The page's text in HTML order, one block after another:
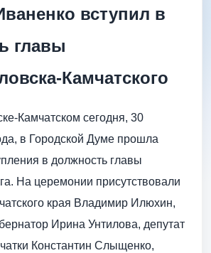
вступил в
главы
Камчатского
Камчатском сегодня, 30
в Городской Думе прошла
в должность главы
На церемонии присутствовали
края Владимир Илюхин,
Ирина Унтилова, депутат
Константин Слыщенко,